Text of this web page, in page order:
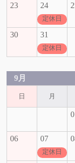
23 24
定休日
30 31
定休日
9月
日 月
06 07
定休日